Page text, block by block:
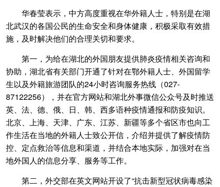
华春莹表示，中方高度重视在华外籍人士，特别是在湖
北武汉的各国公民的生命安全和身体健康，积极采取有效措
施，及时解决他们的合理关切和要求。
第一，为给在湖北的外国朋友提供肺炎疫情相关咨询和
协助，湖北省有关部门开通了针对在鄂外籍人士、外国留学
生以及外籍旅游团队的24小时咨询服务热线（027-
87122256），并在官方网站和湖北外事微信公众号及时推送
英、法、德、俄、日、韩、西多语种疫情通报和防疫知识。
北京、上海、天津、广东、江苏、新疆等多个省区市也向工
作生活在当地的外籍人士致公开信，介绍并提供了解疫情防
控、定点救治等信息和渠道，并结合本地实际，加强对在当
地外国人的信息分享、服务等工作。
第二，外交部在英文网站开设了“抗击新型冠状病毒感染